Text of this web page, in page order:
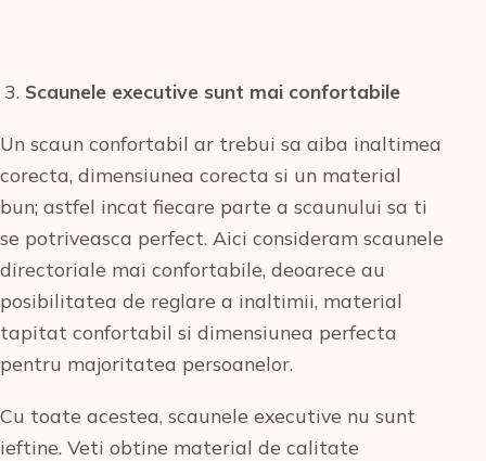
Scaunele executive sunt mai confortabile
Un scaun confortabil ar trebui sa aiba inaltimea
corecta, dimensiunea corecta si un material
bun; astfel incat fiecare parte a scaunului sa ti
se potriveasca perfect. Aici consideram scaunele
directoriale mai confortabile, deoarece au
posibilitatea de reglare a inaltimii, material
tapitat confortabil si dimensiunea perfecta
pentru majoritatea persoanelor.
Cu toate acestea, scaunele executive nu sunt
ieftine. Veti obtine material de calitate